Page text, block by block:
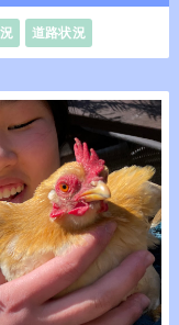
道路状況